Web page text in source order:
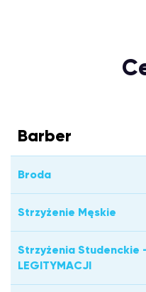
Barber
Broda
Strzyżenie Męskie
Strzyżenia Studenckie
LEGITYMACJI